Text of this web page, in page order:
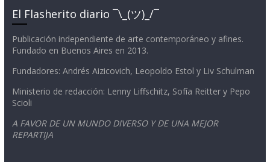
El Flasherito diario ¯\_(ツ)_/¯
Publicación independiente de arte contemporáneo y afines.
Fundado en Buenos Aires en 2013.
Fundadores: Andrés Aizicovich, Leopoldo Estol y Liv Schulman
Ministerio de redacción: Lenny Liffschitz, Sofía Reitter y Pepo
Scioli
A FAVOR DE UN MUNDO DIVERSO Y DE UNA MEJOR
REPARTIJA